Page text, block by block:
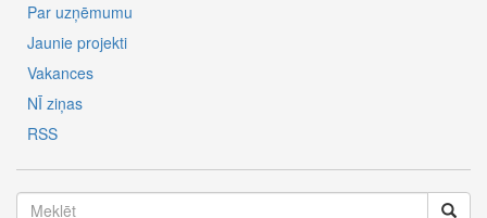
Par uzņēmumu
Jaunie projekti
Vakances
NĪ ziņas
RSS